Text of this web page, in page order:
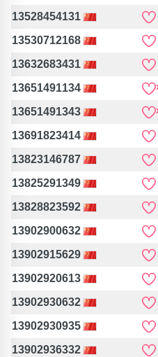
13528454131
13530712168
13632683431
13651491134
13651491343
13691823414
13823146787
13825291349
13828823592
13902900632
13902915629
13902920613
13902930632
13902930935
13902936332